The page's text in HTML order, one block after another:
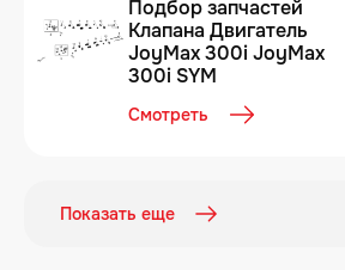
Подбор запчастей
Клапана Двигатель
JoyMax 300i JoyMax
300i SYM
Смотреть
Показать еще